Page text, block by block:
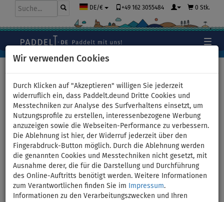
Wir verwenden Cookies
Durch Klicken auf "Akzeptieren" willigen Sie jederzeit
widerruflich ein, dass Paddelt.deund Dritte Cookies und
Messtechniken zur Analyse des Surfverhaltens einsetzt, um
Nutzungsprofile zu erstellen, interessenbezogene Werbung
anzuzeigen sowie die Webseiten-Performance zu verbessern.
Die Ablehnung ist hier, der Widerruf jederzeit über den
Fingerabdruck-Button möglich. Durch die Ablehnung werden
die genannten Cookies und Messtechniken nicht gesetzt, mit
Ausnahme derer, die für die Darstellung und Durchführung
des Online-Auftritts benötigt werden. Weitere Informationen
zum Verantwortlichen finden Sie im
Impressum.
Informationen zu den Verarbeitungszwecken und Ihren
DE/€ +49 162 3055484 0 Stk.
T-Shirt Herren
PADDLEBOARDING BLUE lycra
kurzarm - Größe: S
BIS
-16 %
UNSER
TIPP